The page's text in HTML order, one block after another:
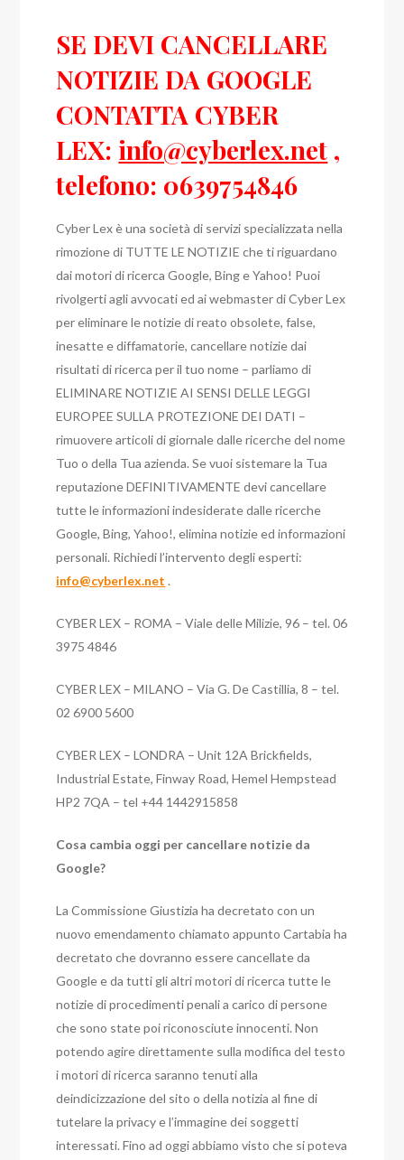
SE DEVI CANCELLARE
NOTIZIE DA GOOGLE
CONTATTA CYBER
LEX: info@cyberlex.net ,
telefono: 0639754846
Cyber Lex è una società di servizi specializzata nella
rimozione di TUTTE LE NOTIZIE che ti riguardano
dai motori di ricerca Google, Bing e Yahoo! Puoi
rivolgerti agli avvocati ed ai webmaster di Cyber Lex
per eliminare le notizie di reato obsolete, false,
inesatte e diffamatorie, cancellare notizie dai
risultati di ricerca per il tuo nome – parliamo di
ELIMINARE NOTIZIE AI SENSI DELLE LEGGI
EUROPEE SULLA PROTEZIONE DEI DATI –
rimuovere articoli di giornale dalle ricerche del nome
Tuo o della Tua azienda. Se vuoi sistemare la Tua
reputazione DEFINITIVAMENTE devi cancellare
tutte le informazioni indesiderate dalle ricerche
Google, Bing, Yahoo!, elimina notizie ed informazioni
personali. Richiedi l’intervento degli esperti:
info@cyberlex.net .
CYBER LEX – ROMA – Viale delle Milizie, 96 – tel. 06
3975 4846
CYBER LEX – MILANO – Via G. De Castillia, 8 – tel.
02 6900 5600
CYBER LEX – LONDRA – Unit 12A Brickfields,
Industrial Estate, Finway Road, Hemel Hempstead
HP2 7QA – tel +44 1442915858
Cosa cambia oggi per cancellare notizie da
Google?
La Commissione Giustizia ha decretato con un
nuovo emendamento chiamato appunto Cartabia ha
decretato che dovranno essere cancellate da
Google e da tutti gli altri motori di ricerca tutte le
notizie di procedimenti penali a carico di persone
che sono state poi riconosciute innocenti. Non
potendo agire direttamente sulla modifica del testo
i motori di ricerca saranno tenuti alla
deindicizzazione del sito o della notizia al fine di
tutelare la privacy e l’immagine dei soggetti
interessati. Fino ad oggi abbiamo visto che si poteva